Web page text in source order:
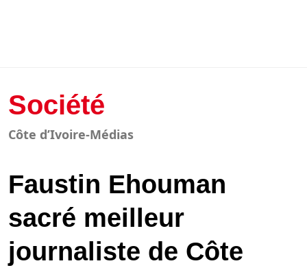
Société
Côte d’Ivoire-Médias
Faustin Ehouman
sacré meilleur
journaliste de Côte